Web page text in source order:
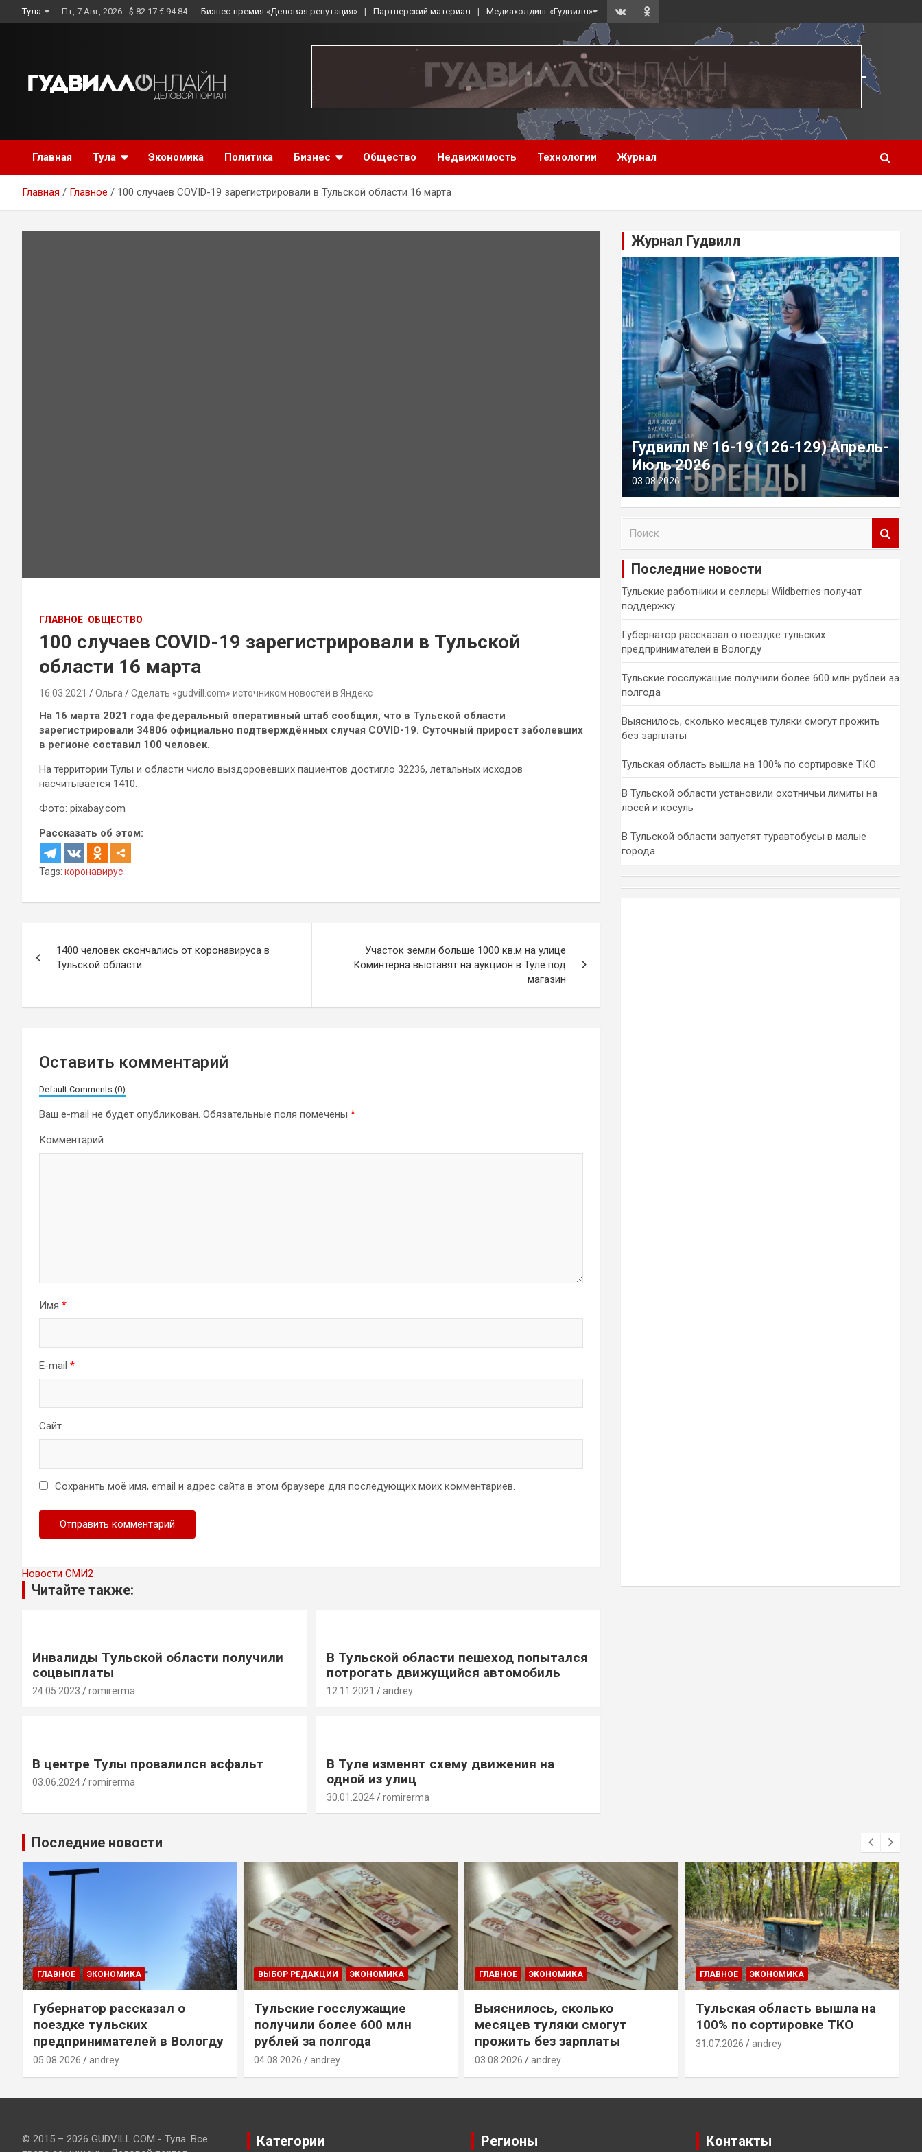
to
Тула Пт, 7 Авг, 2026 $ 82.17 € 94.84 Бизнес-премия «Деловая репутация» Партнерский материал Медиахолдинг «Гудвилл»
Главная Тула Экономика Политика Бизнес Общество Недвижимость Технологии Журнал
Главная Главное 100 случаев COVID-19 зарегистрировали в Тульской области 16 марта
ГЛАВНОЕ ОБЩЕСТВО
100 случаев COVID-19 зарегистрировали в Тульской
области 16 марта
16.03.2021 Ольга Сделать «gudvill.com» источником новостей в Яндекс
На 16 марта 2021 года федеральный оперативный штаб сообщил, что в Тульской области
зарегистрировали 34806 официально подтверждённых случая COVID-19. Суточный прирост заболевших
в регионе составил 100 человек.
На территории Тулы и области число выздоровевших пациентов достигло 32236, летальных исходов
насчитывается 1410.
Фото: pixabay.com
Рассказать об этом:
Tags: коронавирус
по
1400 человек скончались от коронавируса в
Тульской области
Участок земли больше 1000 кв.м на улице
Коминтерна выставят на аукцион в Туле под
магазин
Оставить комментарий
Default Comments (0)
Ваш e-mail не будет опубликован. Обязательные поля помечены *
Комментарий
Имя *
E-mail *
Сайт
Сохранить моё имя, email и адрес сайта в этом браузере для последующих моих комментариев.
Новости СМИ2
Читайте также:
Инвалиды Тyльской области полyчили
соцвыплаты
24.05.2023 romirerma
В Тульской области пешеход попытался
потрогать движущийся автомобиль
12.11.2021 andrey
В центре Тулы провалился асфальт
03.06.2024 romirerma
В Туле изменят схему движения на
одной из улиц
30.01.2024 romirerma
Журнал Гудвилл
Гудвилл № 16-19 (126-129) Апрель-
Июль 2026
03.08.2026
и
Последние новости
Тульские работники и селлеры Wildberries получат
поддержку
Губернатор рассказал о поездке тульских
предпринимателей в Вологду
Тульские госслужащие получили более 600 млн рублей за
полгода
Выяснилось, сколько месяцев туляки смогут прожить
без зарплаты
Тульская область вышла на 100% по сортировке ТКО
В Тульской области установили охотничьи лимиты на
лосей и косуль
В Тульской области запустят туравтобусы в малые
города
Последние новости
ГЛАВНОЕ ЭКОНОМИКА
Губернатор рассказал о
поездке тульских
предпринимателей в Вологду
05.08.2026 andrey
ВЫБОР РЕДАКЦИИ ЭКОНОМИКА
Тульские госслужащие
получили более 600 млн
рублей за полгода
04.08.2026 andrey
ГЛАВНОЕ ЭКОНОМИКА
Выяснилось, сколько
месяцев туляки смогут
прожить без зарплаты
03.08.2026 andrey
ГЛАВНОЕ ЭКОНОМИКА
Тульская область вышла на
100% по сортировке ТКО
31.07.2026 andrey
© 2015 – 2026 GUDVILL.COM - Тула. Все
Категории Регионы Контакты